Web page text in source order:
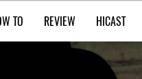
TO REVIEW HICAST